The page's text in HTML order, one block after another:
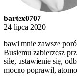
bartex0707
24 lipca 2020
bawi mnie zawsze
Busiemu zabierzesz
siłe, ustawienie się,
mocno poprawił,